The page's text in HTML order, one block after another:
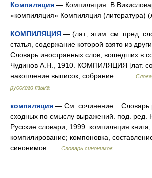
Компиляция — Компиляция: В
«компиляция» Компиляция
КОМПИЛЯЦИЯ — (лат., этим. см. пред.
статья, содержание которой взято из
Словарь иностранных слов, вошедших в
Чудинов А.Н., 1910. КОМПИЛЯЦИЯ [лат.
накопление выписок, собрание… …
русского языка
компиляция — См. сочинение... Словарь
сходных по смыслу выражений. под.
Русские словари, 1999. компиляция
компилирование; компоновка,
синонимов …
Словарь синонимов